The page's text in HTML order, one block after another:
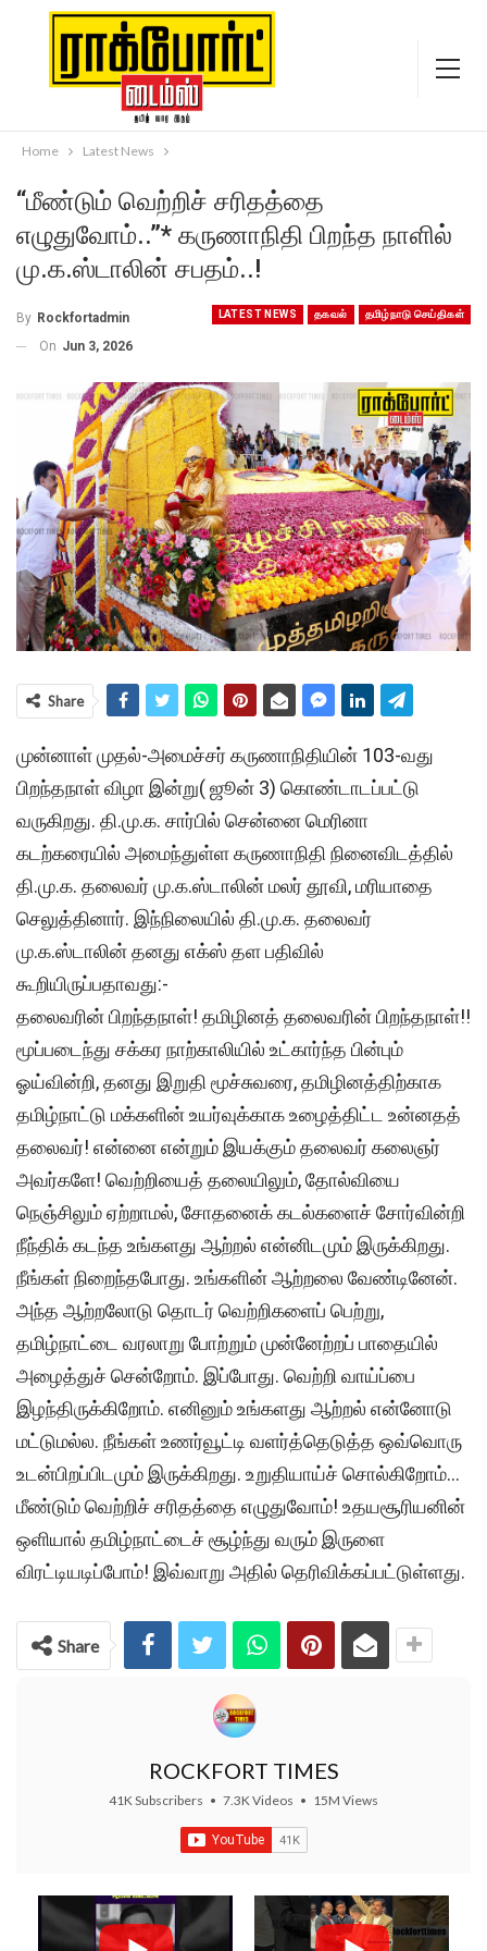
Home Latest News
“மீண்டும் வெற்றிச் சரிதத்தை
எழுதுவோம்..”* கருணாநிதி பிறந்த நாளில்
மு.க.ஸ்டாலின் சபதம்..!
LATEST NEWS தகவல் தமிழ்நாடு செய்திகள்
By Rockfortadmin
On Jun 3, 2026
Share
முன்னாள் முதல்-அமைச்சர் கருணாநிதியின் 103-வது
பிறந்தநாள் விழா இன்று( ஜூன் 3) கொண்டாடப்பட்டு
வருகிறது. தி.மு.க. சார்பில் சென்னை மெரினா
கடற்கரையில் அமைந்துள்ள கருணாநிதி நினைவிடத்தில்
தி.மு.க. தலைவர் மு.க.ஸ்டாலின் மலர் தூவி, மரியாதை
செலுத்தினார். இந்நிலையில் தி.மு.க. தலைவர்
மு.க.ஸ்டாலின் தனது எக்ஸ் தள பதிவில்
கூறியிருப்பதாவது:-
தலைவரின் பிறந்தநாள்! தமிழினத் தலைவரின் பிறந்தநாள்!!
மூப்படைந்து சக்கர நாற்காலியில் உட்கார்ந்த பின்பும்
ஓய்வின்றி, தனது இறுதி மூச்சுவரை, தமிழினத்திற்காக
தமிழ்நாட்டு மக்களின் உயர்வுக்காக உழைத்திட்ட உன்னதத்
தலைவர்! என்னை என்றும் இயக்கும் தலைவர் கலைஞர்
அவர்களே! வெற்றியைத் தலையிலும், தோல்வியை
நெஞ்சிலும் ஏற்றாமல், சோதனைக் கடல்களைச் சோர்வின்றி
நீந்திக் கடந்த உங்களது ஆற்றல் என்னிடமும் இருக்கிறது.
நீங்கள் நிறைந்தபோது. உங்களின் ஆற்றலை வேண்டினேன்.
அந்த ஆற்றலோடு தொடர் வெற்றிகளைப் பெற்று,
தமிழ்நாட்டை வரலாறு போற்றும் முன்னேற்றப் பாதையில்
அழைத்துச் சென்றோம். இப்போது. வெற்றி வாய்ப்பை
இழந்திருக்கிறோம். எனினும் உங்களது ஆற்றல் என்னோடு
மட்டுமல்ல. நீங்கள் உணர்வூட்டி வளர்த்தெடுத்த ஒவ்வொரு
உடன்பிறப்பிடமும் இருக்கிறது. உறுதியாய்ச் சொல்கிறோம்…
மீண்டும் வெற்றிச் சரிதத்தை எழுதுவோம்! உதயசூரியனின்
ஒளியால் தமிழ்நாட்டைச் சூழ்ந்து வரும் இருளை
விரட்டியடிப்போம்! இவ்வாறு அதில் தெரிவிக்கப்பட்டுள்ளது.
Share
ROCKFORT TIMES
41K Subscribers • 7.3K Videos • 15M Views